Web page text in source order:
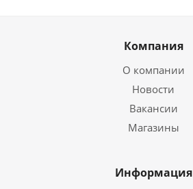
Компания
О компании
Новости
Вакансии
Магазины
Информация